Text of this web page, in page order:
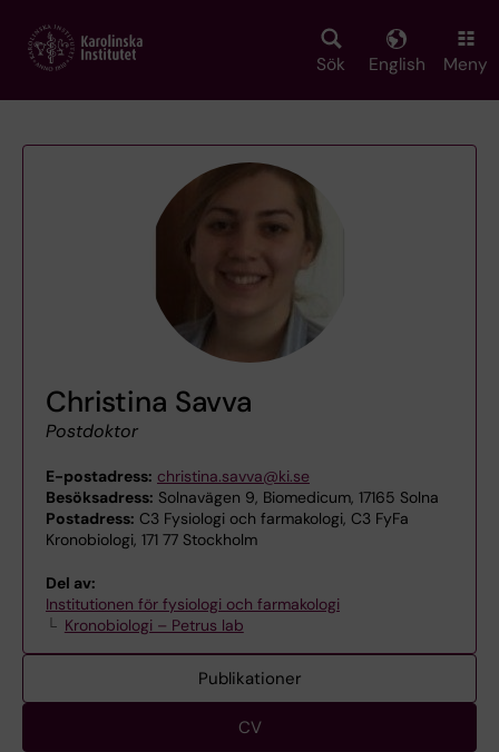
main
Sök English Meny
Christina Savva
Postdoktor
E-postadress: christina.savva@ki.se
Besöksadress: Solnavägen 9, Biomedicum, 17165 Solna
Postadress: C3 Fysiologi och farmakologi, C3 FyFa
Kronobiologi, 171 77 Stockholm
Del av:
Institutionen för fysiologi och farmakologi
Kronobiologi – Petrus lab
Publikationer
CV